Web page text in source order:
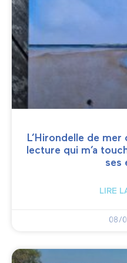
L’Hirondelle de mer
lecture qui m’a
ses
LIRE
08/